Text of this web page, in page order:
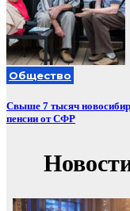
Общество
Свыше 7 тысяч
пенсии от СФР